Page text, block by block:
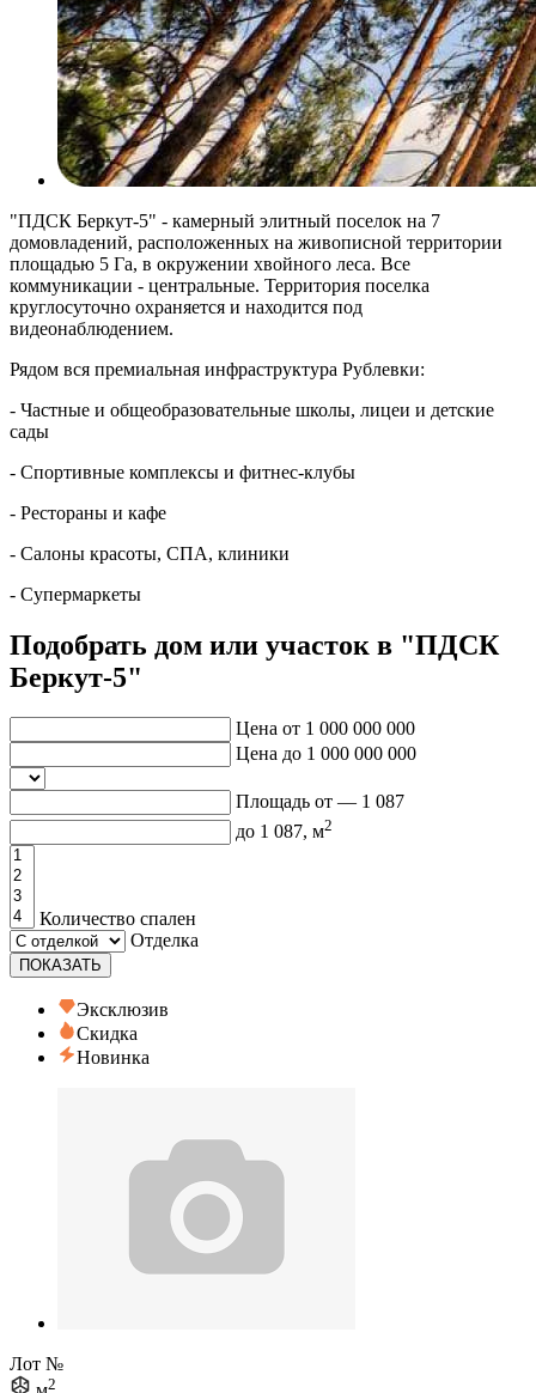
"ПДСК Беркут-5" - камерный элитный поселок на 7
домовладений, расположенных на живописной территории
площадью 5 Га, в окружении хвойного леса. Все
коммуникации - центральные. Территория поселка
круглосуточно охраняется и находится под
видеонаблюдением.
Рядом вся премиальная инфраструктура Рублевки:
- Частные и общеобразовательные школы, лицеи и детские
сады
- Спортивные комплексы и фитнес-клубы
- Рестораны и кафе
- Салоны красоты, СПА, клиники
- Супермаркеты
Подобрать дом или участок в "ПДСК
Беркут-5"
Цена от 1 000 000 000
Цена до 1 000 000 000
Площадь от — 1 087
до 1 087, м2
Количество спален
Отделка
ПОКАЗАТЬ
Эксклюзив
Скидка
Новинка
Лот №
2